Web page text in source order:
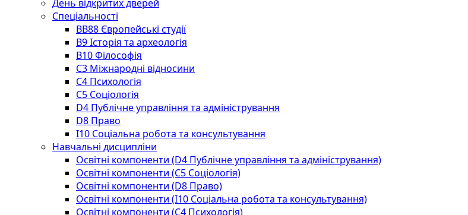
День відкритих дверей
Спеціальності
BВ88 Європейські студії
B9 Історія та археологія
B10 Філософія
C3 Міжнародні відносини
C4 Психологія
С5 Соціологія
D4 Публічне управління та адміністрування
D8 Право
I10 Соціальна робота та консультування
Навчальні дисципліни
Освітні компоненти (D4 Публічне управління та адміністрування)
Освітні компоненти (С5 Соціологія)
Освітні компоненти (D8 Право)
Освітні компоненти (I10 Соціальна робота та консультування)
Освітні компоненти (С4 Психологія)